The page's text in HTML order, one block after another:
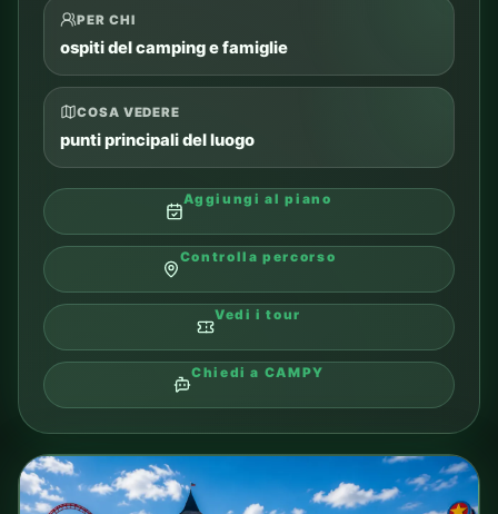
ZAKOPANE
09
Zakopane
Meta popolare per una gita di un giorno verso i
Tatra.
TIPO
visita o escursione